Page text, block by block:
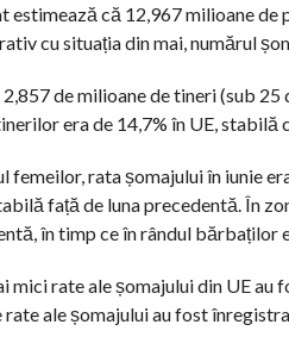
estimează că 12,967 milioane de
cu situația din mai, numărul
2,857 de milioane de tineri (sub
era de 14,7% în UE, stabilă
femeilor, rata șomajului în iunie
față de luna precedentă. În
în timp ce în rândul bărbaților
mici rate ale șomajului din UE au
ale șomajului au fost